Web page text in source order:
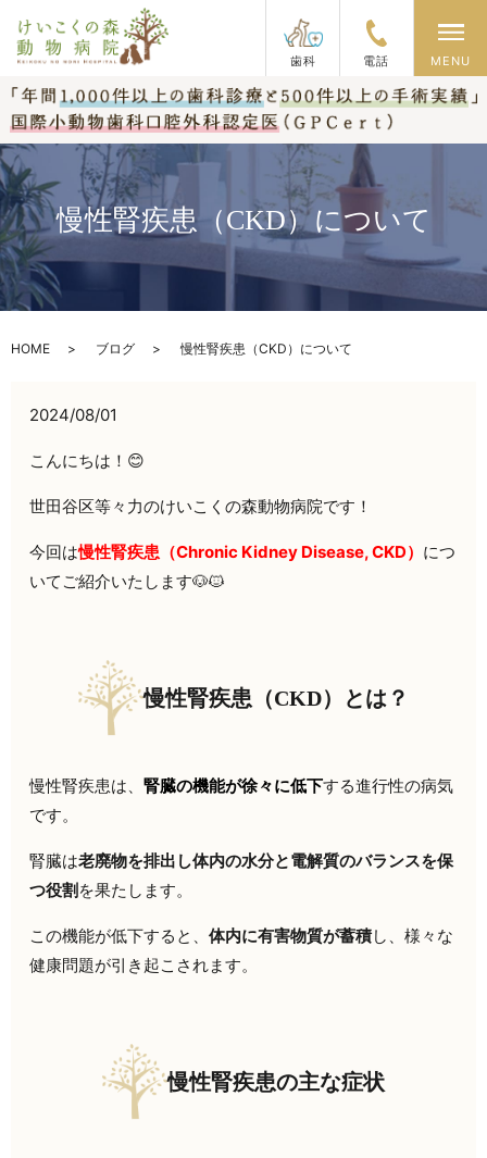
歯科 電話
メ
MENU
慢性腎疾患（CKD）について
HOME ブログ 慢性腎疾患（CKD）について
2024/08/01
こんにちは！😊
世田谷区等々力のけいこくの森動物病院です！
今回は慢性腎疾患（Chronic Kidney Disease, CKD） につ
いてご紹介いたします🐶🐱
慢性腎疾患（CKD）とは？
慢性腎疾患は、腎臓の機能が徐々に低下する進行性の病気
です。
腎臓は老廃物を排出し体内の水分と電解質のバランスを保
つ役割を果たします。
この機能が低下すると、体内に有害物質が蓄積し、様々な
健康問題が引き起こされます。
慢性腎疾患の主な症状